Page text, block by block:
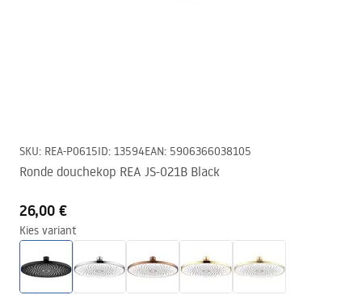
SKU: REA-P0615ID: 13594EAN: 5906366038105
Ronde douchekop REA JS-021B Black
26,00 €
Kies variant